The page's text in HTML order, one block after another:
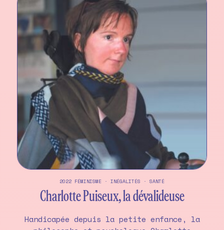
2022 FÉMINISME · INÉGALITÉS · SANTÉ
Charlotte Puiseux, la dévalideuse
Handicapée depuis la petite enfance, la